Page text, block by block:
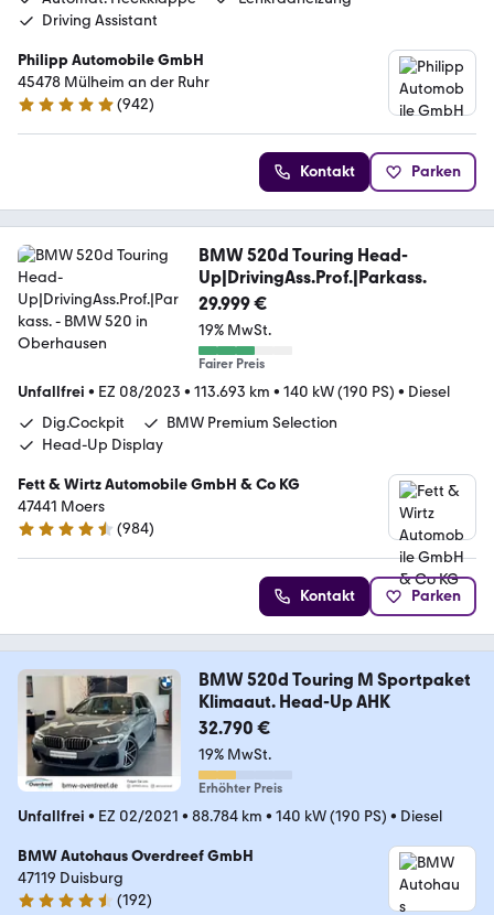
Driving Assistant
Philipp Automobile GmbH
45478 Mülheim an der Ruhr
4.9 Sterne
(942)
Kontakt Parken
BMW 520d Touring Head-
Up|DrivingAss.Prof.|Parkass.
29.999 €
19% MwSt.
Fairer Preis
Unfallfrei • EZ 08/2023 • 113.693 km • 140 kW (190 PS) • Diesel
Dig.Cockpit
BMW Premium Selection
Head-Up Display
Fett & Wirtz Automobile GmbH & Co KG
47441 Moers
4.4 Sterne
(984)
Kontakt Parken
BMW 520d Touring M Sportpaket
Klimaaut. Head-Up AHK
32.790 €
19% MwSt.
Erhöhter Preis
Unfallfrei • EZ 02/2021 • 88.784 km • 140 kW (190 PS) • Diesel
BMW Autohaus Overdreef GmbH
47119 Duisburg
4.4 Sterne
(192)